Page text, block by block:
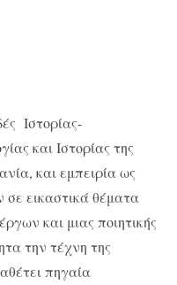
Ιστορίας-
και Ιστορίας της
και εμπειρία ως
σε εικαστικά θέματα
και μιας ποιητικής
την τέχνη της
πηγαία